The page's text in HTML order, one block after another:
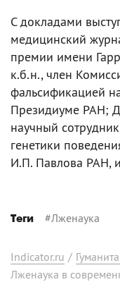
С докладами
медицинский
премии имени
к.б.н., член
фальсификацией
Президиуме РАН;
научный
генетики
И.П. Павлова РАН,
Теги #Лженаука
Indicator.ru /
Лженаука в